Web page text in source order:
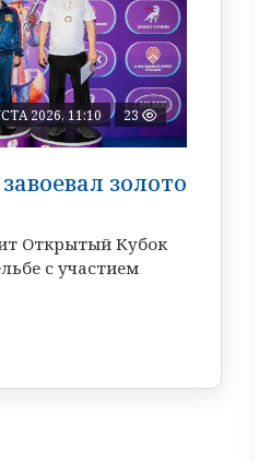
2026, 11:10 23
золото
Открытый Кубок
с участием